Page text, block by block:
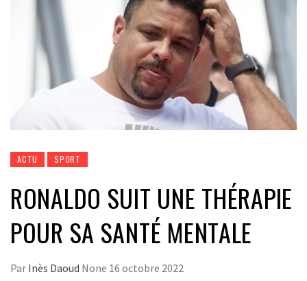
ACTU SPORT
RONALDO SUIT UNE THÉRAPIE
POUR SA SANTÉ MENTALE
Par Inès Daoud None 16 octobre 2022